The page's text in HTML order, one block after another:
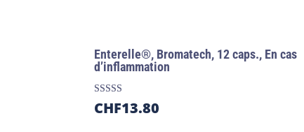
Enterelle®, Bromatech, 12 caps., En cas
d’inflammation
Note
5.00
CHF13.80